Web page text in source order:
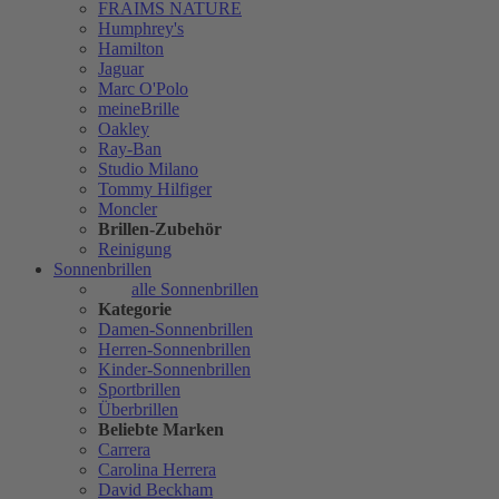
FRAIMS NATURE
Humphrey's
Hamilton
Jaguar
Marc O'Polo
meineBrille
Oakley
Ray-Ban
Studio Milano
Tommy Hilfiger
Moncler
Brillen-Zubehör
Reinigung
Sonnenbrillen
alle Sonnenbrillen
Kategorie
Damen-Sonnenbrillen
Herren-Sonnenbrillen
Kinder-Sonnenbrillen
Sportbrillen
Überbrillen
Beliebte Marken
Carrera
Carolina Herrera
David Beckham